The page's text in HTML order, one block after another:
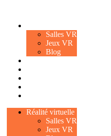
Salles VR
Jeux VR
Blog
Réalité virtuelle
Salles VR
Jeux VR